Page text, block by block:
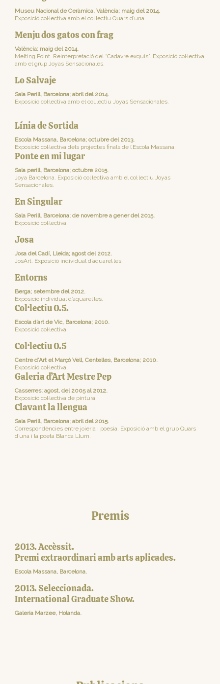
Museu Nacional de Ceràmica, València; maig del 2014.
Exposició col·lectiva amb el col·lectiu Quars d’una.
Menju dos gatos con frag
València; maig del 2014.
Melting Point. Reinterpretació del “Cadavre exquis”. Exposició col·lectiva
amb el grup Joyas Sensacionales.
Lo Salvaje
Sala Perill, Barcelona; abril del 2014.
Exposició col·lectiva amb el col.lectiu Joyas Sensacionales.
Línia de Sortida
Escola Massana, Barcelona; octubre del 2013.
Exposició col·lectiva dels projectes finals de l’Escola Massana.
Ponte en mi lugar
Sala perill, Barcelona; octubre 2015.
Joya Barcelona. Exposició col·lectiva amb el col·lectiu Joyas
Sensacionales.
En Singular
Sala Perill, Barcelona; de novembre a gener del 2015.
Exposició col·lectiva.
Josa
Josa del Cadí, Lleida; agost del 2012.
JosArt. Exposició individual d’aquarel·les.
Entorns
Berga; setembre del 2012.
Exposició individual d’aquarel·les.
Col·lectiu 0.5.
Escola d’art de Vic, Barcelona; 2010.
Exposició col·lectiva.
Col·lectiu 0.5
Centre d’Art el Marçó Vell, Centelles, Barcelona; 2010.
Exposició col·lectiva.
Galeria d’Art Mestre Pep
Casserres; agost, del 2005 al 2012.
Exposició col·lectiva de pintura.
Clavant la llengua
Sala Perill, Barcelona; abril del 2015.
Correspondències entre joieria i poesia. Exposició amb el grup Quars
d’una i la poeta Blanca Llum.
Premis
2013. Accèssit.
Premi extraordinari amb arts aplicades.
Escola Massana, Barcelona.
2013. Seleccionada.
International Graduate Show.
Galeria Marzee, Holanda.